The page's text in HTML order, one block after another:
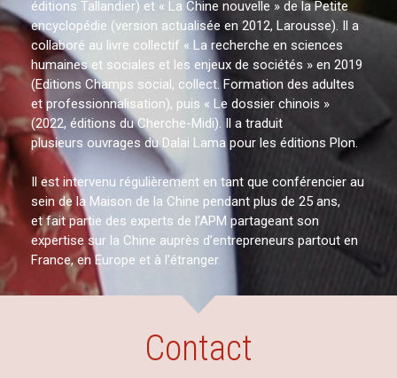
éditions Tallandier) et « La Chine nouvelle » de la Petite
encyclopédie (version actualisée en 2012, Larousse). Il a
collaboré au livre collectif « La recherche en sciences
humaines et sociales et les enjeux de sociétés » en 2019
(Editions Champs social, collect. Formation des adultes
et professionnalisation), puis « Le dossier chinois »
(2022, éditions du Cherche-Midi). Il a traduit
plusieurs ouvrages du Dalai Lama pour les éditions Plon.
Il est intervenu régulièrement en tant que conférencier au
sein de la Maison de la Chine pendant plus de 25 ans,
et fait partie des experts de l’APM partageant son
expertise sur la Chine auprès d’entrepreneurs partout en
France, en Europe et à l’étranger.
Contact